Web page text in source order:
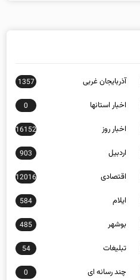
آذربایجان غربی 1357
اخبار استانها 0
اخبار روز 16152
اردبیل 903
اقتصادی 12016
ایلام 584
بوشهر 485
تبلیغات 54
چند رسانه ای 0